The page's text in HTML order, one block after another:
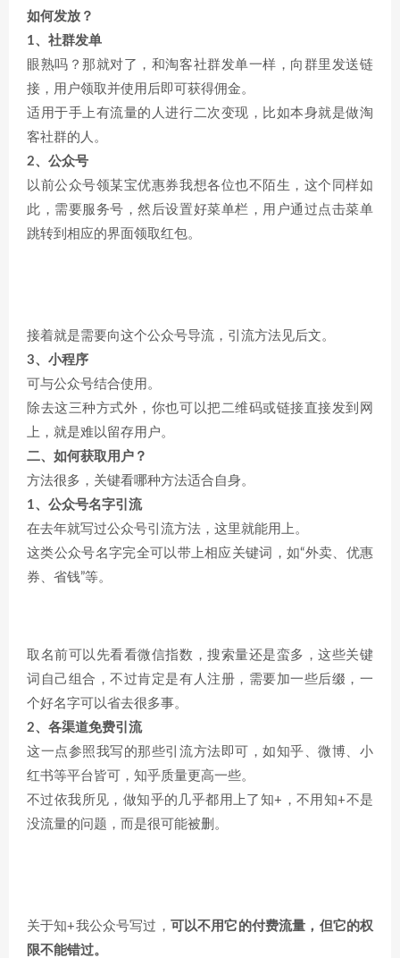
如何发放？
1、社群发单
眼熟吗？那就对了，和淘客社群发单一样，向群里发送链
接，用户领取并使用后即可获得佣金。
适用于手上有流量的人进行二次变现，比如本身就是做淘
客社群的人。
2、公众号
以前公众号领某宝优惠券我想各位也不陌生，这个同样如
此，需要服务号，然后设置好菜单栏，用户通过点击菜单
跳转到相应的界面领取红包。
接着就是需要向这个公众号导流，引流方法见后文。
3、小程序
可与公众号结合使用。
除去这三种方式外，你也可以把二维码或链接直接发到网
上，就是难以留存用户。
二、如何获取用户？
方法很多，关键看哪种方法适合自身。
1、公众号名字引流
在去年就写过公众号引流方法，这里就能用上。
这类公众号名字完全可以带上相应关键词，如“外卖、优惠
券、省钱”等。
取名前可以先看看微信指数，搜索量还是蛮多，这些关键
词自己组合，不过肯定是有人注册，需要加一些后缀，一
个好名字可以省去很多事。
2、各渠道免费引流
这一点参照我写的那些引流方法即可，如知乎、微博、小
红书等平台皆可，知乎质量更高一些。
不过依我所见，做知乎的几乎都用上了知+，不用知+不是
没流量的问题，而是很可能被删。
关于知+我公众号写过， 可以不用它的付费流量，但它的权
限不能错过。